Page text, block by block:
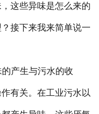
这些异味是怎么来的
接下来我来简单说一
产生与污水的收
有关。在工业污水以